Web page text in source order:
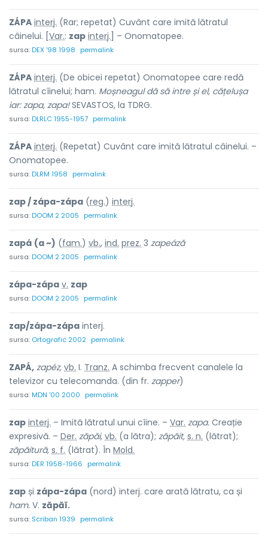
ZÁPA interj. (Rar; repetat) Cuvânt care imită lătratul
câinelui. [ Var.: zap interj. ] – Onomatopee.
sursa:DEX '98 1998 permalink
ZÁPA interj. (De obicei repetat) Onomatopee care redă
lătratul cîinelui; ham. Moșneagul dă să intre și el, cățelușa
iar: zapa, zapa!SEVASTOS, la TDRG.
sursa:DLRLC 1955-1957 permalink
ZÁPA interj. (Repetat) Cuvânt care imită lătratul câinelui. –
Onomatopee.
sursa:DLRM 1958 permalink
zap / zápa-zápa (reg.) interj.
sursa:DOOM 2 2005 permalink
zapá (a ~) (fam.) vb., ind. prez. 3 zapeáză
sursa:DOOM 2 2005 permalink
zápa-zápa v. zap
sursa:DOOM 2 2005 permalink
zap/zápa-zápa interj.
sursa: Ortografic 2002 permalink
ZAPÁ, zapéz, vb. I. Tranz. A schimba frecvent canalele la
televizor cu telecomanda. (din fr. zapper)
sursa:MDN '00 2000 permalink
zap interj. – Imită lătratul unui cîine. – Var. zapa. Creație
expresivă. – Der. zăpăi, vb. (a lătra); zăpăit, s. n. (lătrat);
zăpăitură, s. f. (lătrat). În Mold.
sursa:DER 1958-1966 permalink
zap și zápa-zápa (nord) interj. care arată lătratu, ca și
ham. V. zăpăĭ.
sursa: Scriban 1939 permalink